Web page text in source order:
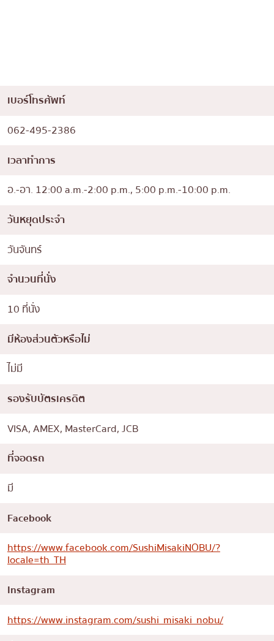
เบอร์โทรศัพท์
062-495-2386
เวลาทำการ
อ.-อา. 12:00 a.m.-2:00 p.m., 5:00 p.m.-10:00 p.m.
วันหยุดประจำ
วันจันทร์
จำนวนที่นั่ง
10 ที่นั่ง
มีห้องส่วนตัวหรือไม่
ไม่มี
รองรับบัตรเครดิต
VISA, AMEX, MasterCard, JCB
ที่จอดรถ
มี
Facebook
https://www.facebook.com/SushiMisakiNOBU/?
locale=th_TH
Instagram
https://www.instagram.com/sushi_misaki_nobu/